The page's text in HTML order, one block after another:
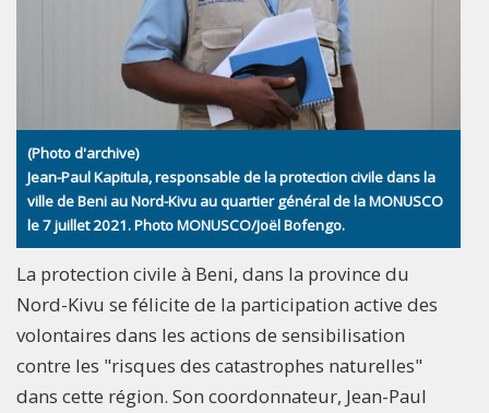
(Photo d'archive)
Jean-Paul Kapitula, responsable de la protection civile dans la
ville de Beni au Nord-Kivu au quartier général de la MONUSCO
le 7 juillet 2021. Photo MONUSCO/Joël Bofengo.
La protection civile à Beni, dans la province du
Nord-Kivu se félicite de la participation active des
volontaires dans les actions de sensibilisation
contre les "risques des catastrophes naturelles"
dans cette région. Son coordonnateur, Jean-Paul